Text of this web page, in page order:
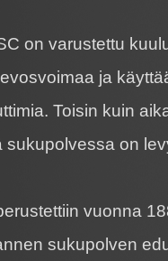
on varustettu
ja
Toisin kuin
sukupolvessa on
vuonna
sukupolven